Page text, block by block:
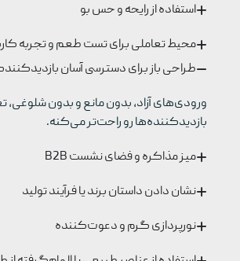
استفاده از رایحه و حس بو
محیط تعاملی برای تست طعم و تجربه
طراحی باز برای دسترسی آسان
ورودی‌های آزاد، بدون مانع و بدون شلوغی،
بازدیدکننده‌ها رو راحت‌تر می‌کنه.
میز مذاکره و فضای نشست B2B
نشان‌ دادن داستان برند یا فرآیند تولید
نورپردازی گرم و دعوت‌کننده